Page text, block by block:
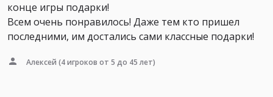
конце игры подарки!
Всем очень понравилось! Даже тем кто пришел
последними, им достались сами классные подарки!
Алексей (4 игроков от 5 до 45 лет)